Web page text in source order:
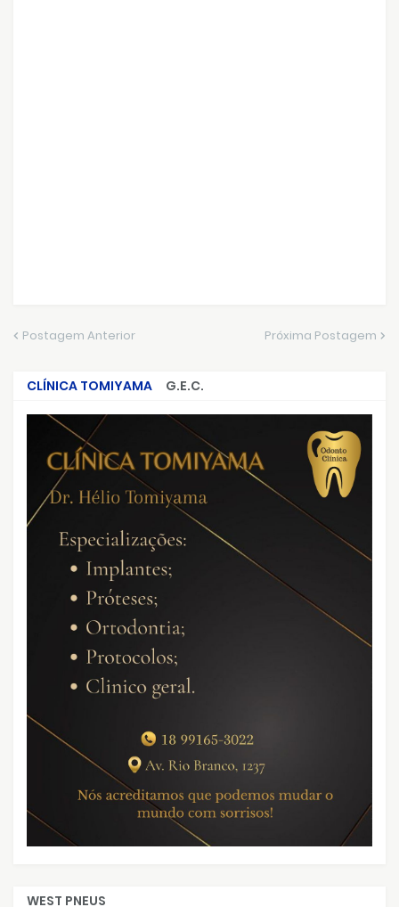
Postagem Anterior Próxima Postagem
CLÍNICA TOMIYAMA
G.E.C.
CRIMES QUE ABALARAM O BRASIL
WEST PNEUS